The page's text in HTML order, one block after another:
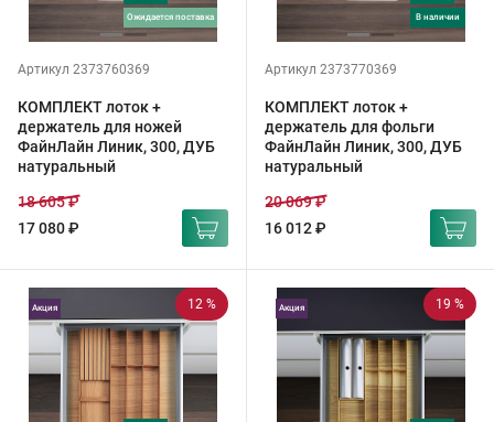
ожидается поставка
Артикул 2373760369
КОМПЛЕКТ лоток +
держатель для ножей
ФайнЛайн Линик, 300, ДУБ
натуральный
17 080 ₽
18 605 ₽
в наличии
Артикул 2373770369
КОМПЛЕКТ лоток +
держатель для фольги
ФайнЛайн Линик, 300, ДУБ
натуральный
16 012 ₽
20 069 ₽
12 %
Акция 19 %
Акция